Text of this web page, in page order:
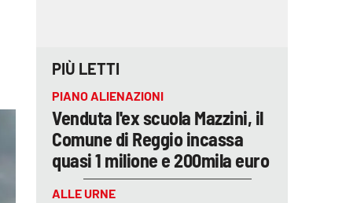
PIÙ LETTI
PIANO ALIENAZIONI
Venduta l'ex scuola Mazzini, il
Comune di Reggio incassa
quasi 1 milione e 200mila euro
ALLE URNE